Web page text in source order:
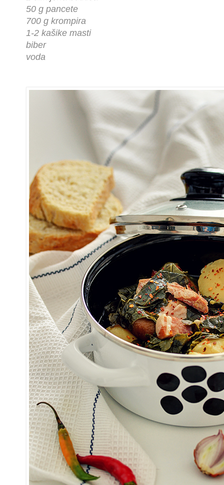
50 g pancete
700 g krompira
1-2 kašike masti
biber
voda